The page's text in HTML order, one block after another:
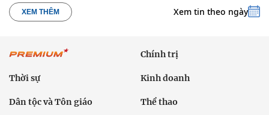
XEM THÊM Xem tin theo ngày
Chính trị
Thời sự Kinh doanh
Dân tộc và Tôn giáo Thể thao